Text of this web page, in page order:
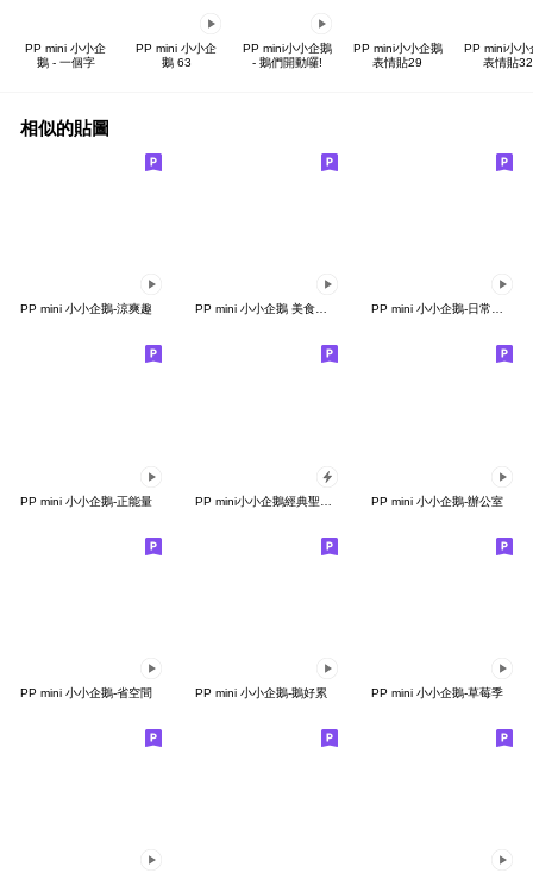
PP mini 小小企
鵝 - 一個字
PP mini 小小企
鵝 63
PP mini小小企鵝
- 鵝們開動囉!
PP mini小小企鵝
表情貼29
PP mini小小
表情貼32
相似的貼圖
PP mini 小小企鵝-涼爽趣 PP mini 小小企鵝 美食天堂 PP mini 小小企鵝-日常實用篇
PP mini 小小企鵝-正能量 PP mini 小小企鵝-辦公室
PP mini 小小企鵝-省空間 PP mini 小小企鵝-鵝好累 PP mini 小小企鵝-草莓季